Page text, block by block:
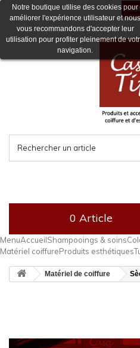
0 Article
Notre boutique utilise des cookies pour
améliorer l'expérience utilisateur et nous
vous recommandons d'accepter leur
utilisation pour profiter pleinement de
navigation.
MenuAccueilShampooings & soins
Matériel coiffureProduits esthétiques
Matériel de coiffure